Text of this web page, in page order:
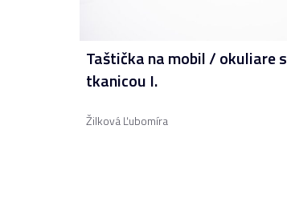
Taštička na mobil / okuliare s
tkanicou I.
Žilková Ľubomíra